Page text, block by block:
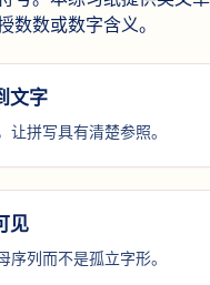
数数或数字含义。
文字
拼写具有清楚参照。
见
列而不是孤立字形。